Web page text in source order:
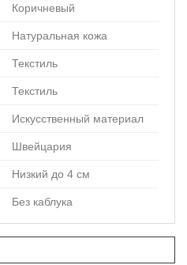
Коричневый
Натуральная кожа
Текстиль
Текстиль
Искусственный материал
Швейцария
Низкий до 4 см
Без каблука